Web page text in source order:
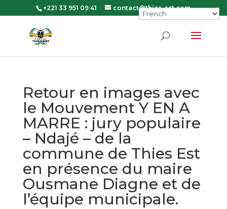
+221 33 951 09 41 contact@thies-est.com
Retour en images avec
le Mouvement Y EN A
MARRE : jury populaire
– Ndajé – de la
commune de Thies Est
en présence du maire
Ousmane Diagne et de
l’équipe municipale.